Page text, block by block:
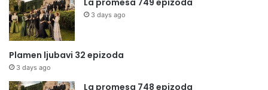
La promesa 749 epizoda
3 days ago
Plamen ljubavi 32 epizoda
3 days ago
La promesa 748 epizoda